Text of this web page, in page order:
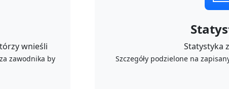
wnieśli
zawodnika by
Statystyka
Szczegóły podzielone na